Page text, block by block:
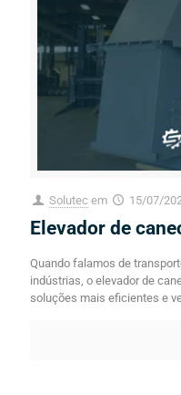
Solutec em 15/07/
Elevador de
Quando falamos de
indústrias, o elevador de
soluções mais eficientes e